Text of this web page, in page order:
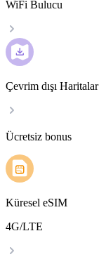
WiFi Bulucu
Çevrim dışı Haritalar
Ücretsiz bonus
Küresel eSIM
4G/LTE